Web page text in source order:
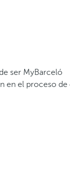
ser MyBarceló
en el proceso